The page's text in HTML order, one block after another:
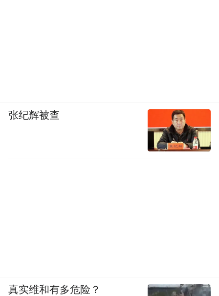
张纪辉被查
真实维和有多危险？